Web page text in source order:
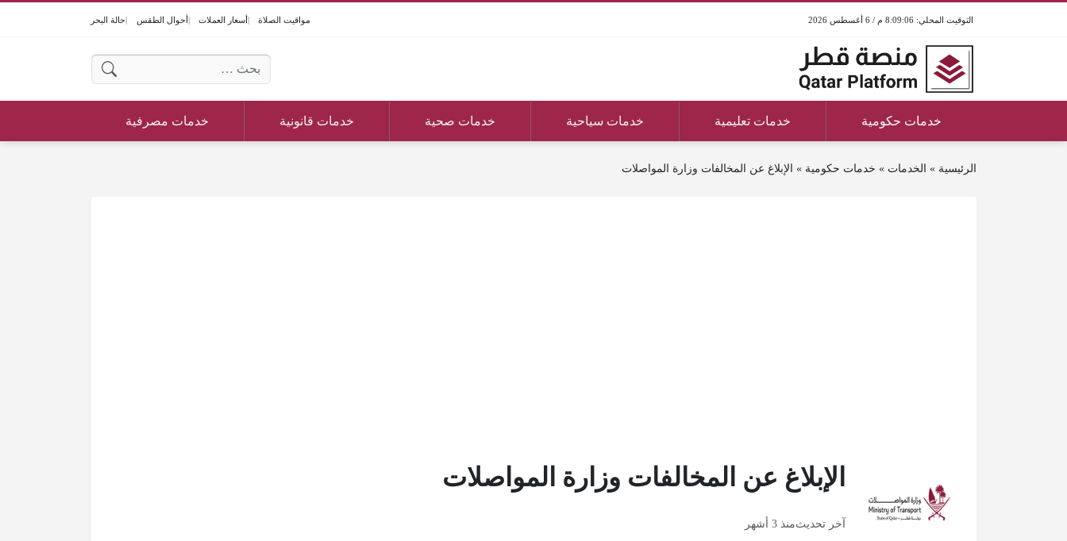
8:09:06 م / 6 أغسطس 2026 مواقيت الصلاة أسعار العملات أحوال الطقس حالة البحر
البحث عن:
خدمات حكومية خدمات تعليمية خدمات سياحية خدمات صحية خدمات قانونية خدمات مصرفية
الرئيسية » الخدمات » خدمات حكومية » الإبلاغ عن المخالفات وزارة المواصلات
الإبلاغ عن المخالفات وزارة المواصلات
آخر تحديثمنذ 3 أشهر